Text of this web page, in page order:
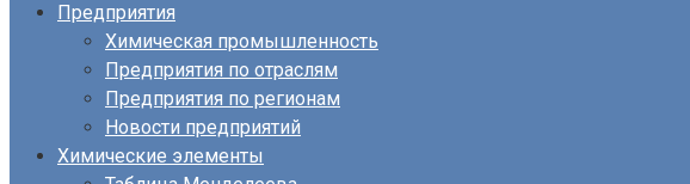
Предприятия
Химическая промышленность
Предприятия по отраслям
Предприятия по регионам
Новости предприятий
Химические элементы